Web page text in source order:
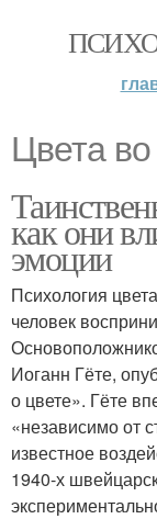
Цвета
как они
эмоции
Психология
человек
Иоганн Гёте,
о цвете». Гёте
«независимо от
известное
1940-х